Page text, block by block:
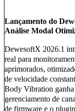
Lançamento do
Análise Modal
DewesoftX 2026.1
real para
aprimorados,
de velocidade
Body Vibration
gerenciamento de
de firmware e o